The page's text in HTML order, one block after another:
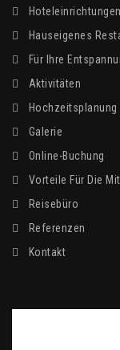
Hoteleinrichtungen
Hauseigenes
Für Ihre
Aktivitäten
Hochzeitsplanung
Galerie
Online-Buchung
Vorteile Für Die
Reisebüro
Referenzen
Kontakt